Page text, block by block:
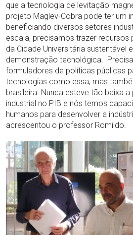
que a tecnologia de levitação
projeto Maglev-Cobra pode ter um
beneficiando diversos setores
escala, precisamos trazer
da Cidade Universitária sustentável
demonstração tecnológica.
formuladores de políticas públicas
tecnologias como essa, mas
brasileira. Nunca esteve tão baixa
industrial no PIB e nós temos
humanos para desenvolver a
acrescentou o professor Romildo.